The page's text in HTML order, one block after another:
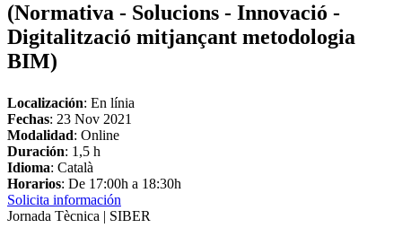
(Normativa - Solucions - Innovació -
Digitalització mitjançant metodologia
BIM)
Localización: En línia
Fechas: 23 Nov 2021
Modalidad: Online
Duración: 1,5 h
Idioma: Català
Horarios: De 17:00h a 18:30h
Solicita información
Jornada Tècnica | SIBER